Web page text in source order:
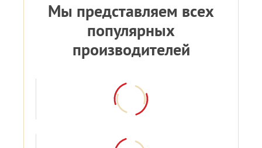
Мы представляем всех
популярных
производителей